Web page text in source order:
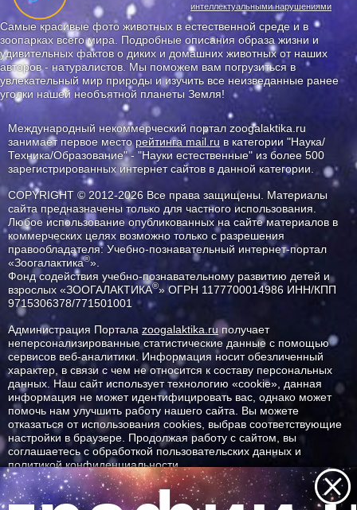
интеллектуальными нарушениями
Самые красивые фото животных в естественной среде и в
зоопарках всего мира. Подробные описания образа жизни и
удивительных фактов о диких и домашних животных от наших
авторов - натуралистов. Мы поможем вам погрузиться в
увлекательный мир природы и изучить все неизведанные ранее
уголки нашей необъятной планеты Земля!
Международный некоммерческий портал zoogalaktika.ru
занимает первое месторейтинга mail.ru в категории "Наука/
Техника/Образование" - "Науки естественные" из более 500
зарегистрированных интернет сайтов в данной категории.
COPYRIGHT © 2012-2026 Все права защищены. Материалы
сайта предназначены только для частного использования.
Любое использование опубликованных на сайте материалов в
коммерческих целях возможно только с разрешения
правообладателя: Учебно-познавательный интернет-портал
«Зоогалактика®».
Фонд содействия учебно-познавательному развитию детей и
взрослых «ЗООГАЛАКТИКА®» ОГРН 1177700014986 ИНН/КПП
9715306378/771501001
Администрация Портала zoogalaktika.ruполучает
неперсонализированные статистические данные с помощью
сервисов веб-аналитики. Информация носит обезличенный
характер, в связи с чем не относится к составу персональных
данных. Наш сайт использует технологию «cookie», данная
информация не может идентифицировать вас, однако может
помочь нам улучшить работу нашего сайта. Вы можете
отказаться от использования cookies, выбрав соответствующие
настройки в браузере. Продолжая работу с сайтом, вы
соглашаетесь с обработкой пользовательских данных и
политикой конфиденциальности.